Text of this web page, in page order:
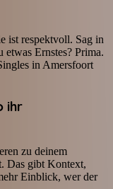
ist respektvoll. Sag in
Ernstes? Prima.
in Amersfoort
ihr
zu deinem
Das gibt Kontext,
Einblick, wer der